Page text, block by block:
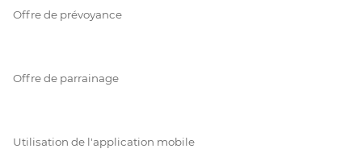
Offre de prévoyance
Offre de parrainage
Utilisation de l'application mobile